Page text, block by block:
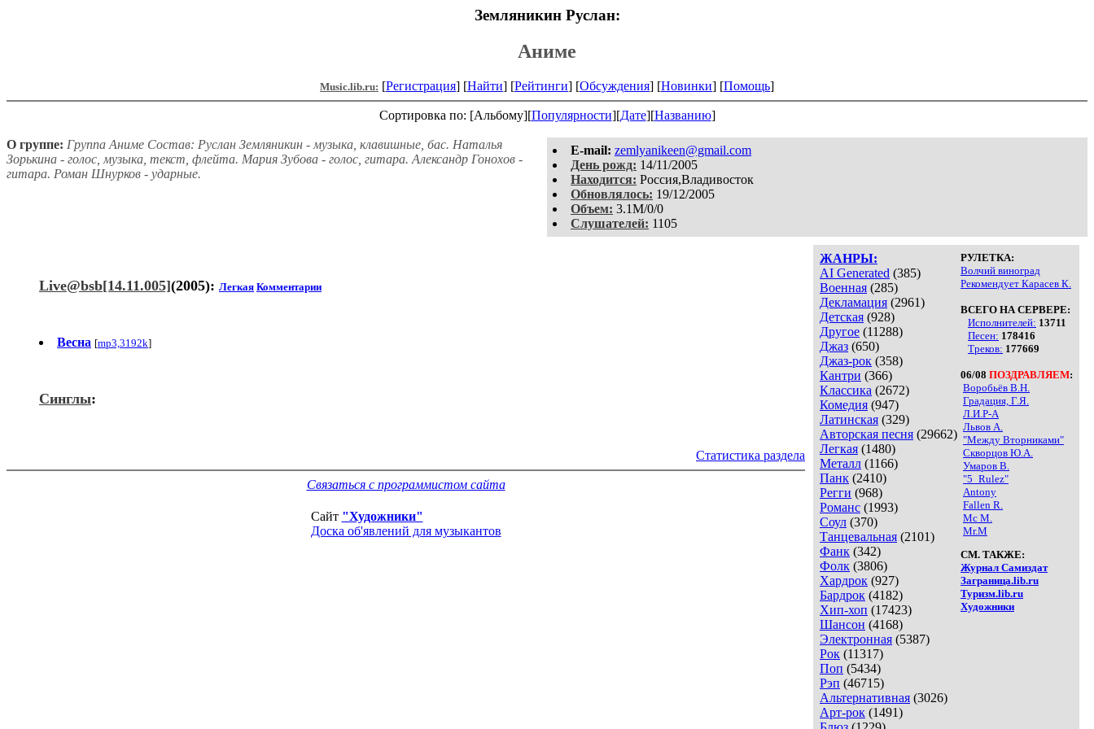
Земляникин Руслан:
Аниме
Music.lib.ru: [Регистрация] [Найти] [Рейтинги] [Обсуждения] [Новинки] [Помощь]
Сортировка по: [Альбому][Популярности][Дате][Названию]
E-mail: zemlyanikeen@gmail.com
День рожд: 14/11/2005
Находится: Россия,Владивосток
Обновлялось: 19/12/2005
Объем: 3.1M/0/0
Слушателей: 1105
О группе: Группа Аниме Состав: Руслан Земляникин - музыка, клавишные, бас. Наталья
Зорькина - голос, музыка, текст, флейта. Мария Зубова - голос, гитара. Александр Гонохов -
гитара. Роман Шнурков - ударные.
ЖАНРЫ:
AI Generated (385)
Военная (285)
Декламация (2961)
Детская (928)
Другое (11288)
Джаз (650)
Джаз-рок (358)
Кантри (366)
Классика (2672)
Комедия (947)
Латинская (329)
Авторская песня (29662)
Легкая (1480)
Металл (1166)
Панк (2410)
Регги (968)
Романс (1993)
Соул (370)
Танцевальная (2101)
Фанк (342)
Фолк (3806)
Хардрок (927)
Бардрок (4182)
Хип-хоп (17423)
Шансон (4168)
Электронная (5387)
Рок (11317)
Поп (5434)
Рэп (46715)
Альтернативная (3026)
Арт-рок (1491)
РУЛЕТКА:
Волчий виноград
Рекомендует Карасев К.
ВСЕГО НА СЕРВЕРЕ:
Исполнителей: 13711
Песен: 178416
Треков: 177669
06/08 ПОЗДРАВЛЯЕМ:
Воробьёв В.Н.
Градация, Г.Я.
Л.И.Р-А
Львов А.
"Между Вторниками"
Скворцов Ю.А.
Умаров В.
"5_Rulez"
Antony
Fallen R.
Mc M.
Mr.M
СМ. ТАКЖЕ:
Журнал Самиздат
Заграница.lib.ru
Туризм.lib.ru
Художники
Live@bsb[14.11.005](2005): Легкая Комментарии
Весна [mp3,3192k]
Синглы:
Статистика раздела
Связаться с программистом сайта
Сайт "Художники"
Доска об'явлений для музыкантов